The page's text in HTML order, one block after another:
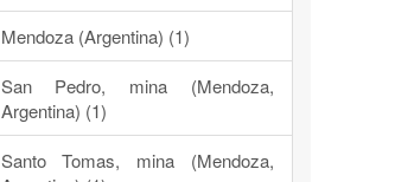
Mendoza (Argentina) (1)
San Pedro, mina (Mendoza,
Argentina) (1)
Santo Tomas, mina (Mendoza,